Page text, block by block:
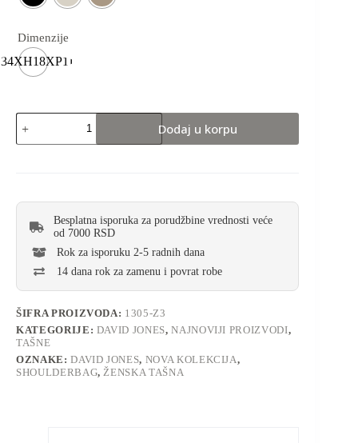
Dimenzije
Dodaj u korpu
Besplatna isporuka za porudžbine vrednosti veće
od 7000 RSD
Rok za isporuku 2-5 radnih dana
14 dana rok za zamenu i povrat robe
ŠIFRA PROIZVODA: 1305-Z3
KATEGORIJE: DAVID JONES,NAJNOVIJI PROIZVODI,
TAŠNE
OZNAKE:DAVID JONES, NOVA KOLEKCIJA,
SHOULDERBAG, ŽENSKA TAŠNA